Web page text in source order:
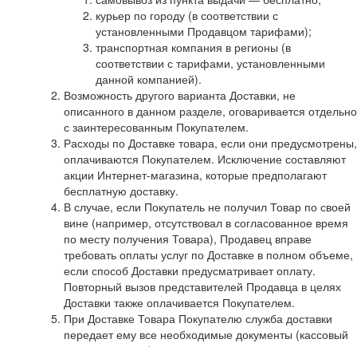
курьер по городу (в соответствии с
установленными Продавцом тарифами);
транспортная компания в регионы (в
соответствии с тарифами, установленными
данной компанией).
Возможность другого варианта Доставки, не
описанного в данном разделе, оговаривается отдельно
с заинтересованным Покупателем.
Расходы по Доставке товара, если они предусмотрены,
оплачиваются Покупателем. Исключение составляют
акции Интернет-магазина, которые предполагают
бесплатную доставку.
В случае, если Покупатель не получил Товар по своей
вине (например, отсутствовал в согласованное время
по месту получения Товара), Продавец вправе
требовать оплаты услуг по Доставке в полном объеме,
если способ Доставки предусматривает оплату.
Повторный вызов представителей Продавца в целях
Доставки также оплачивается Покупателем.
При Доставке Товара Покупателю служба доставки
передает ему все необходимые документы (кассовый